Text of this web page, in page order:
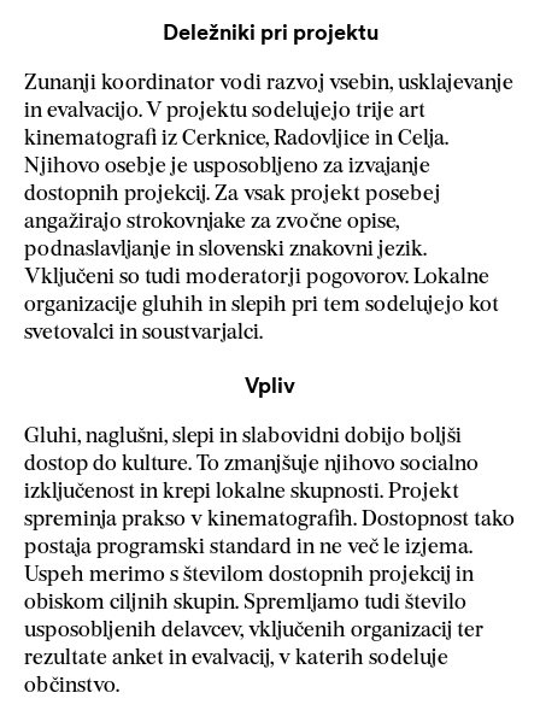
Deležniki pri projektu
Zunanji koordinator vodi razvoj vsebin, usklajevanje
in evalvacijo. V projektu sodelujejo trije art
kinematografi iz Cerknice, Radovljice in Celja.
Njihovo osebje je usposobljeno za izvajanje
dostopnih projekcij. Za vsak projekt posebej
angažirajo strokovnjake za zvočne opise,
podnaslavljanje in slovenski znakovni jezik.
Vključeni so tudi moderatorji pogovorov. Lokalne
organizacije gluhih in slepih pri tem sodelujejo kot
svetovalci in soustvarjalci.
Vpliv
Gluhi, naglušni, slepi in slabovidni dobijo boljši
dostop do kulture. To zmanjšuje njihovo socialno
izključenost in krepi lokalne skupnosti. Projekt
spreminja prakso v kinematografih. Dostopnost tako
postaja programski standard in ne več le izjema.
Uspeh merimo s številom dostopnih projekcij in
obiskom ciljnih skupin. Spremljamo tudi število
usposobljenih delavcev, vključenih organizacij ter
rezultate anket in evalvacij, v katerih sodeluje
občinstvo.